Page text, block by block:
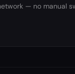
— no manual